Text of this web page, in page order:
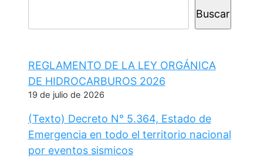
Buscar
REGLAMENTO DE LA LEY ORGÁNICA
DE HIDROCARBUROS 2026
19 de julio de 2026
(Texto) Decreto N° 5.364, Estado de
Emergencia en todo el territorio nacional
por eventos sismicos